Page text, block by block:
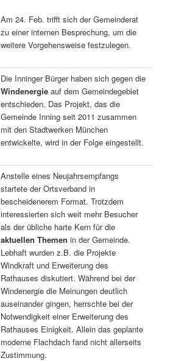
Am 24. Feb. trifft sich der Gemeinderat
zu einer internen Besprechung, um die
weitere Vorgehensweise festzulegen.
Die Inninger Bürger haben sich gegen die
Windenergie auf dem Gemeindegebiet
entschieden. Das Projekt, das die
Gemeinde Inning seit 2011 zusammen
mit den Stadtwerken München
entwickelte, wird in der Folge eingestellt.
Anstelle eines Neujahrsempfangs
startete der Ortsverband in
bescheidenerem Format. Trotzdem
interessierten sich weit mehr Besucher
als der übliche harte Kern für die
aktuellen Themen in der Gemeinde.
Lebhaft wurden z.B. die Projekte
Windkraft und Erweiterung des
Rathauses diskutiert. Während bei der
Windenergie die Meinungen deutlich
auseinander gingen, herrschte bei der
Notwendigkeit einer Erweiterung des
Rathauses Einigkeit. Allein das geplante
moderne Flachdach fand nicht allerseits
Zustimmung.